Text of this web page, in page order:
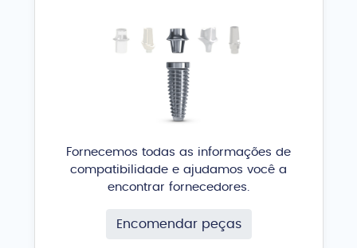
Fornecemos todas as informações de
compatibilidade e ajudamos você a
encontrar fornecedores.
Encomendar peças